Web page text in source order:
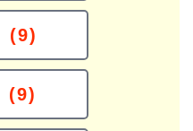
(9)
(9)